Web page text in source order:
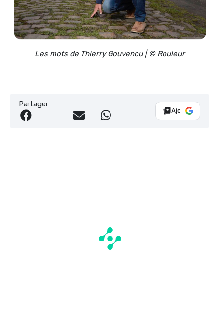
Les mots de Thierry Gouvenou | © Rouleur
Partager
Ajouter Vélo